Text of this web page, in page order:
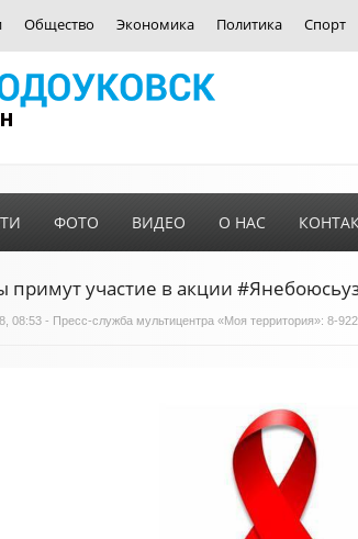
Общество Экономика Политика Спорт
ФОТО ВИДЕО О НАС
участие в акции
08:53 - Пресс-служба мультицентра «Моя территория»: 8-